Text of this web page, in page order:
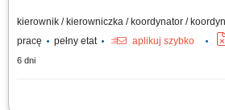
kierownik / kierowniczka / koordynator /
pracę
pełny etat aplikuj szybko
6 dni